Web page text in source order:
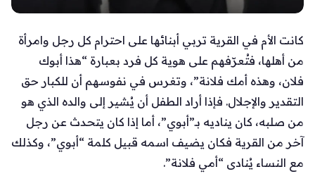
كانت الأم في القرية تربي أبنائها على احترام كل رجل وامرأة
من أهلها، فتُعرّفهم على هوية كل فرد بعبارة “هذا أبوك
فلان، وهذه أمك فلانة”، وتغرس في نفوسهم أن للكبار حق
التقدير والإجلال. فإذا أراد الطفل أن يُشير إلى والده الذي هو
من صلبه، كان يناديه بـ”أبوي”، أما إذا كان يتحدث عن رجل
آخر من القرية فكان يضيف اسمه قبيل كلمة “أبوي”، وكذلك
مع النساء يُنادى “أمي فلانة”.